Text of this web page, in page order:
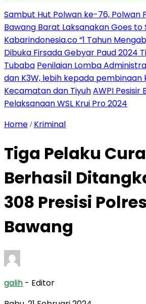
Sambut Hut Polwan ke-76, Polwan
Bawang Barat Laksanakan Goes to
Kabarindonesia.co “1 Tahun
Dibuka Firsada Gebyar Paud 2024
Tubaba Penilaian Lomba
dan K3W, lebih kepada pembinaan
Kecamatan dan TiyuhAWPI Pesisir
Pelaksanaan WSL Krui Pro 2024
Home / Kriminal
Tiga Pelaku
Berhasil
308 Presisi
Bawang
galih - Editor